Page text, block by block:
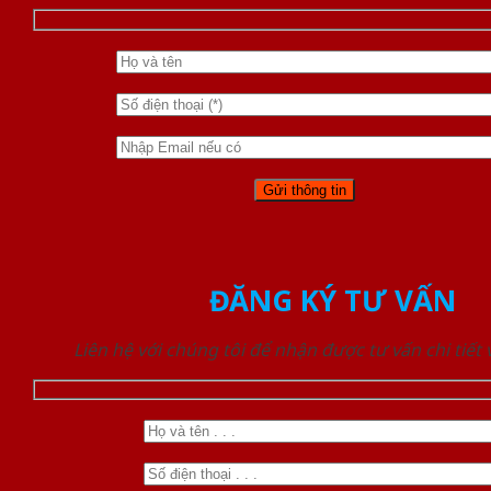
ĐĂNG KÝ TƯ VẤN
Liên hệ với chúng tôi để nhận được tư vấn chi tiết